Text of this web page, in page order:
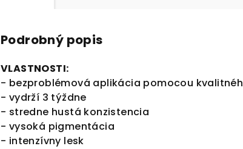
Podrobný popis
VLASTNOSTI:
- bezproblémová aplikácia pomocou
- vydrží 3 týždne
- stredne hustá konzistencia
- vysoká pigmentácia
- intenzívny lesk